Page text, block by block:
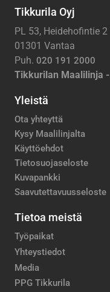
Tikkurila Oyj
PL 53, Heidehofintie 2
01301 Vantaa
Puh. 020 191 2000
Tikkurilan Maalilinja -
Yleistä
Ota yhteyttä
Kysy Maalilinjalta
Käyttöehdot
Tietosuojaseloste
Kuvapankki
Saavutettavuusseloste
Tietoa meistä
Työpaikat
Yhteystiedot
Media
PPG Tikkurila